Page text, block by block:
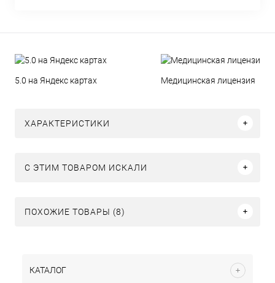
5.0 на Яндекс картах Медицинская лицензия
ХАРАКТЕРИСТИКИ
C ЭТИМ ТОВАРОМ ИСКАЛИ
ПОХОЖИЕ ТОВАРЫ (8)
КАТАЛОГ